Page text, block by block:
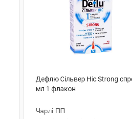
Дефлю Сільвер Ніс Strong
мл 1 флакон
Чарлі ПП